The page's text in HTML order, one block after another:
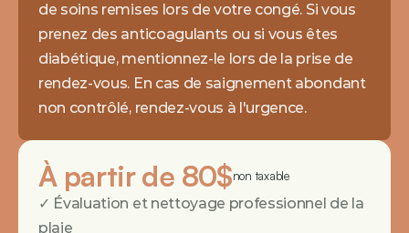
de soins remises lors de votre congé. Si vous
prenez des anticoagulants ou si vous êtes
diabétique, mentionnez-le lors de la prise de
rendez-vous. En cas de saignement abondant
non contrôlé, rendez-vous à l'urgence.
À partir de 80$non taxable
✓ Évaluation et nettoyage professionnel de la
plaie